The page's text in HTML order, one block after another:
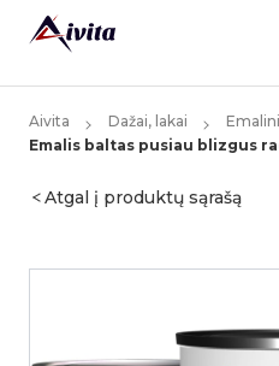
Aivita Dažai, lakai
Emalis baltas pusiau blizgus
Atgal į produktų sąrašą